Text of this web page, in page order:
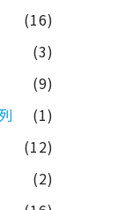
(16)
(3)
(9)
(1)
(12)
(2)